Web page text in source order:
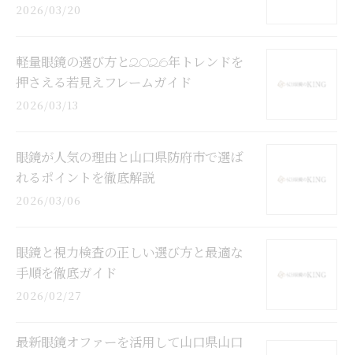
2026/03/20
軽量眼鏡の選び方と2026年トレンドを
押さえる若見えフレームガイド
2026/03/13
眼鏡が人気の理由と山口県防府市で選ば
れるポイントを徹底解説
2026/03/06
眼鏡と視力検査の正しい選び方と最適な
手順を徹底ガイド
2026/02/27
最新眼鏡オファーを活用して山口県山口